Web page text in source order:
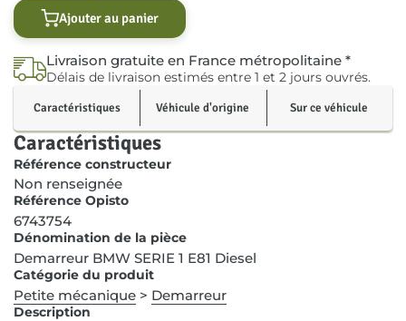
Ajouter au panier
Livraison gratuite en France métropolitaine *
Délais de livraison estimés entre 1 et 2 jours ouvrés.
Caractéristiques Véhicule d'origine Sur ce véhicule
Caractéristiques
Référence constructeur
Non renseignée
Référence Opisto
6743754
Dénomination de la pièce
Demarreur BMW SERIE 1 E81 Diesel
Catégorie du produit
Petite mécanique > Demarreur
Description